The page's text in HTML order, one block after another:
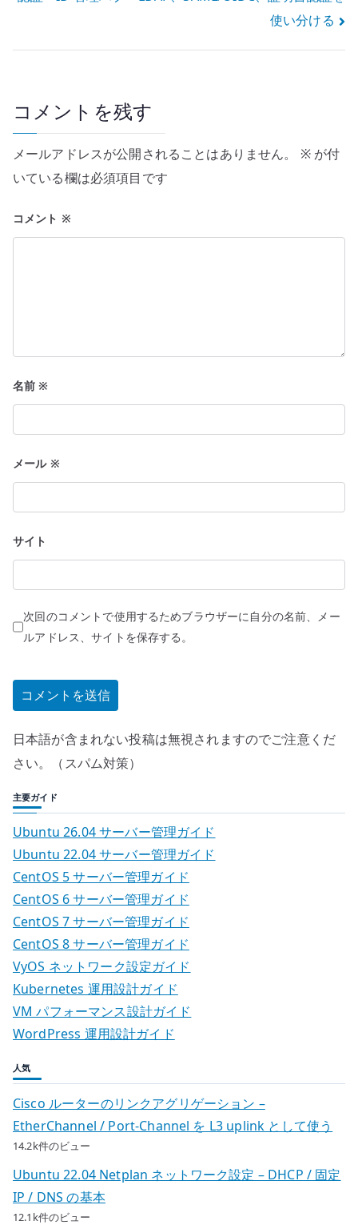
ナ
ビ
ー
シ
ョ
ン
使い分ける
コメントを残す
メールアドレスが公開されることはありません。 ※が付
いている欄は必須項目です
コメント ※
名前※
メール ※
サイト
次回のコメントで使用するためブラウザーに自分の名前、メー
ルアドレス、サイトを保存する。
日本語が含まれない投稿は無視されますのでご注意くだ
さい。（スパム対策）
主要ガイド
Ubuntu 26.04 サーバー管理ガイド
Ubuntu 22.04 サーバー管理ガイド
CentOS 5 サーバー管理ガイド
CentOS 6 サーバー管理ガイド
CentOS 7 サーバー管理ガイド
CentOS 8 サーバー管理ガイド
VyOS ネットワーク設定ガイド
Kubernetes 運用設計ガイド
VM パフォーマンス設計ガイド
WordPress 運用設計ガイド
人気
Cisco ルーターのリンクアグリゲーション –
EtherChannel / Port-Channel を L3 uplink として使う
14.2k件のビュー
Ubuntu 22.04 Netplan ネットワーク設定 – DHCP / 固定
IP / DNS の基本
12.1k件のビュー